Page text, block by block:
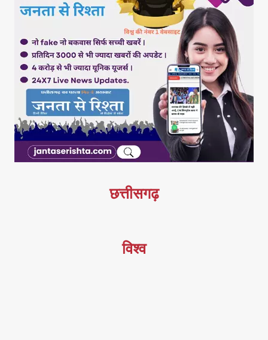
छत्तीसगढ़
विश्व